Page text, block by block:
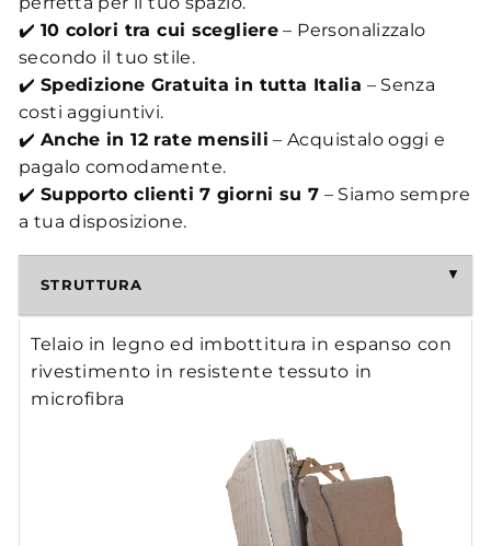
✔️ 10 colori tra cui scegliere – Personalizzalo
secondo il tuo stile.
✔️ Spedizione Gratuita in tutta Italia – Senza
costi aggiuntivi.
✔️ Anche in 12 rate mensili – Acquistalo oggi e
pagalo comodamente.
✔️ Supporto clienti 7 giorni su 7 – Siamo sempre
a tua disposizione.
STRUTTURA
Telaio in legno ed imbottitura in espanso con
rivestimento in resistente tessuto in
microfibra